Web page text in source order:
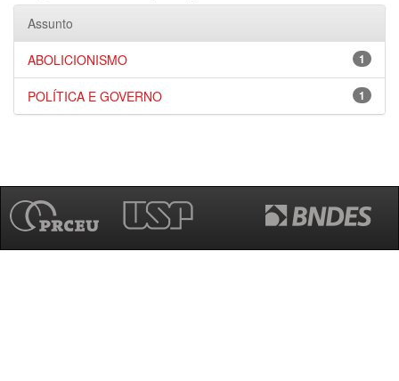
Assunto
1
ABOLICIONISMO
1
POLÍTICA E GOVERNO